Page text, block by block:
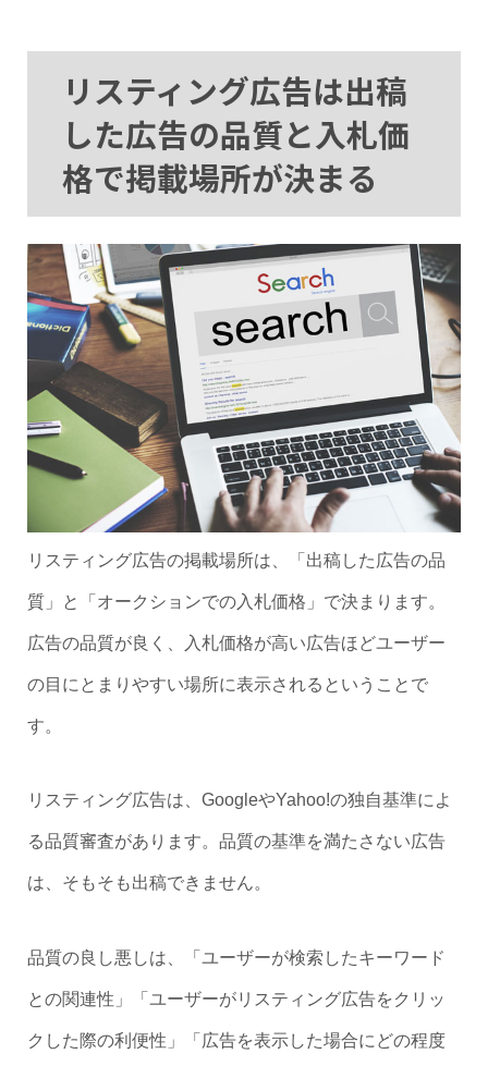
リスティング広告は出稿
した広告の品質と入札価
格で掲載場所が決まる
リスティング広告の掲載場所は、「出稿した広告の品
質」と「オークションでの入札価格」で決まります。
広告の品質が良く、入札価格が高い広告ほどユーザー
の目にとまりやすい場所に表示されるということで
す。
リスティング広告は、GoogleやYahoo!の独自基準によ
る品質審査があります。品質の基準を満たさない広告
は、そもそも出稿できません。
品質の良し悪しは、「ユーザーが検索したキーワード
との関連性」「ユーザーがリスティング広告をクリッ
クした際の利便性」「広告を表示した場合にどの程度